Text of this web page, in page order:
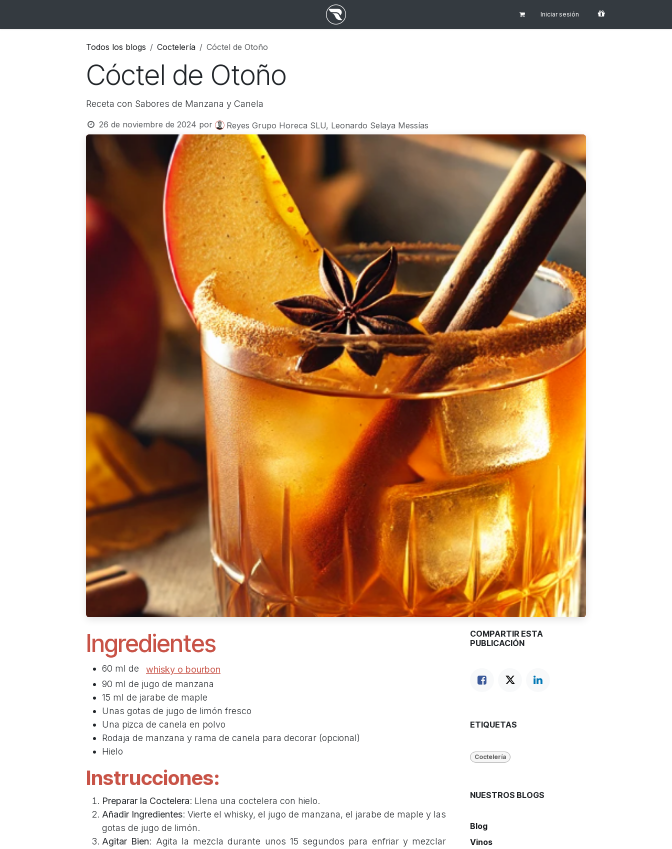
Iniciar sesión
Todos los blogs Coctelería Cóctel de Otoño
Cóctel de Otoño
Receta con Sabores de Manzana y Canela
26 de noviembre de 2024 por Reyes Grupo Horeca SLU, Leonardo Selaya Messías
Ingredientes
60 ml de
whisky o bourbon
90 ml de jugo de manzana
15 ml de jarabe de maple
Unas gotas de jugo de limón fresco
Una pizca de canela en polvo
Rodaja de manzana y rama de canela para decorar (opcional)
Hielo
Instrucciones:
Preparar la Coctelera: Llena una coctelera con hielo.
Añadir Ingredientes: Vierte el whisky, el jugo de manzana, el jarabe de maple y las
gotas de jugo de limón.
Agitar Bien: Agita la mezcla durante unos 15 segundos para enfriar y mezclar
COMPARTIR ESTA
PUBLICACIÓN
ETIQUETAS
Coctelería
NUESTROS BLOGS
Blog
Vinos